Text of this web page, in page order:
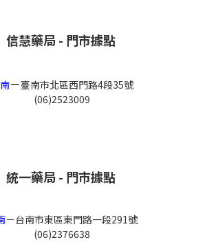
信慧藥局 - 門市據點
－臺南市北區西門路4段35號
(06)2523009
統一藥局 - 門市據點
－台南市東區東門路一段291號
(06)2376638